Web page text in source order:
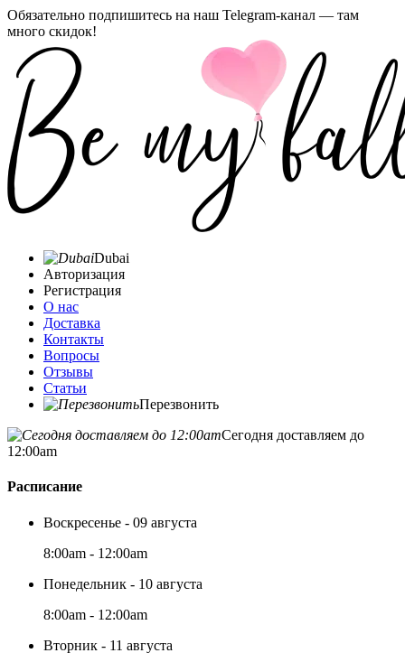
Обязательно подпишитесь на наш Telegram-канал — там
много скидок!
Dubai
Авторизация
Регистрация
О нас
Доставка
Контакты
Вопросы
Отзывы
Статьи
Перезвонить
Сегодня доставляем до
12:00am
Расписание
Воскресенье - 09 августа
8:00am - 12:00am
Понедельник - 10 августа
8:00am - 12:00am
Вторник - 11 августа